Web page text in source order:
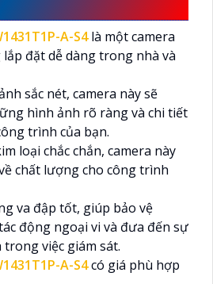
A-S4là một camera
lắp đặt dễ dàng trong nhà và
sắc nét, camera này sẽ
hình ảnh rõ ràng và chi tiết
trình của bạn.
loại chắc chắn, camera này
chất lượng cho công trình
va đập tốt, giúp bảo vệ
động ngoại vi và đưa đến sự
việc giám sát.
A-S4có giá phù hợp